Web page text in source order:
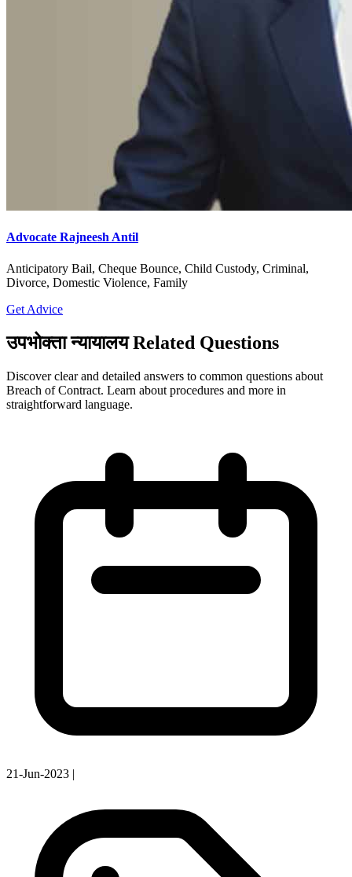
Advocate Rajneesh Antil
Anticipatory Bail, Cheque Bounce, Child Custody, Criminal,
Divorce, Domestic Violence, Family
Get Advice
उपभोक्ता न्यायालय Related Questions
Discover clear and detailed answers to common questions about
Breach of Contract. Learn about procedures and more in
straightforward language.
21-Jun-2023 |